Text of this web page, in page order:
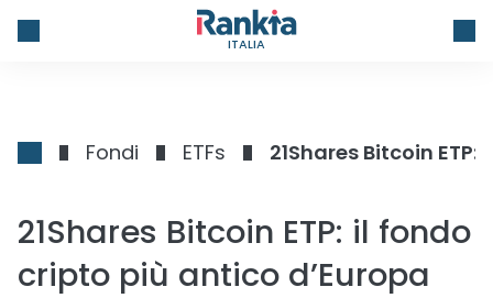
ITALIA
Fondi ETFs 21Shares Bitcoin
21Shares Bitcoin ETP: il fondo
cripto più antico d’Europa